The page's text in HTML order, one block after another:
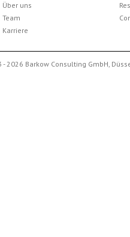
Über uns
Team
Karriere
2026 Barkow Consulting GmbH,